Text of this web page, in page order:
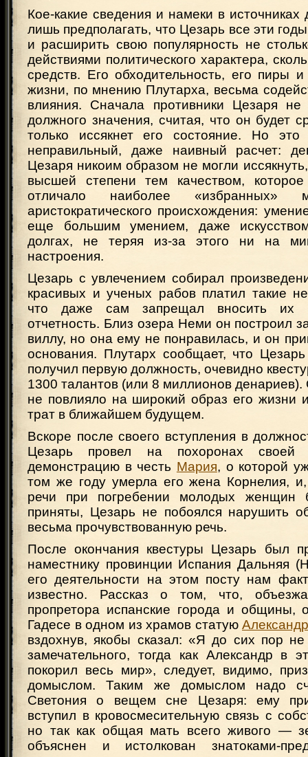
Кое-какие сведения и намеки в
лишь предполагать, что Цезарь все эти
и расширить свою популярность не
действиями политического характера,
средств. Его обходительность, его пиры
жизни, по мнению Плутарха, весьма
влияния. Сначала противники Цезаря не
должного значения, считая, что он будет
только иссякнет его состояние. Но
неправильный, даже наивный расчет:
Цезаря никоим образом не могли
высшей степени тем качеством,
отличало наиболее «избранных»
аристократического происхождения:
еще большим умением, даже
долгах, не теряя из-за этого ни на
настроения.
Цезарь с увлечением собирал
красивых и ученых рабов платил такие
что даже сам запрещал вносить их в
отчетность. Близ озера Неми он построил
виллу, но она ему не понравилась, и он
основания. Плутарх сообщает, что
получил первую должность, очевидно
1300 талантов (или 8 миллионов денариев).
не повлияло на широкий образ его жизни
трат в ближайшем будущем.
Вскоре после своего вступления в
Цезарь провел на похоронах
демонстрацию в честь Мария, о которой
том же году умерла его жена Корнелия,
речи при погребении молодых
приняты, Цезарь не побоялся нарушить
весьма прочувствованную речь.
После окончания квестуры Цезарь был
наместнику провинции Испания Дальняя
его деятельности на этом посту нам
известно. Рассказ о том, что,
пропретора испанские города и общины,
Гадесе в одном из храмов статую
вздохнув, якобы сказал: «Я до сих пор
замечательного, тогда как Александр в
покорил весь мир», следует, видимо,
домыслом. Таким же домыслом надо
Светония о вещем сне Цезаря: ему
вступил в кровосмесительную связь с
но так как общая мать всего живого —
объяснен и истолкован знатоками-